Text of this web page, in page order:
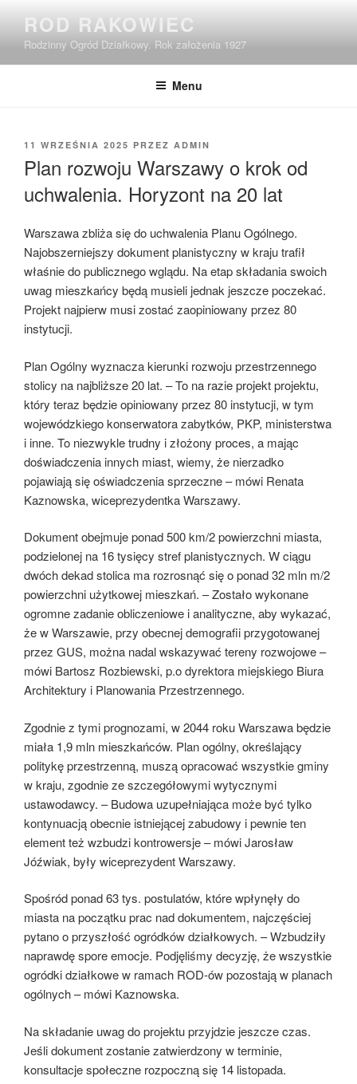
treści
ROD RAKOWIEC
Rodzinny Ogród Działkowy. Rok założenia 1927
Menu
OPUBLIKOWANE
11 WRZEŚNIA 2025 PRZEZ ADMIN
Plan rozwoju Warszawy o krok od
uchwalenia. Horyzont na 20 lat
Warszawa zbliża się do uchwalenia Planu Ogólnego.
Najobszerniejszy dokument planistyczny w kraju trafił
właśnie do publicznego wglądu. Na etap składania swoich
uwag mieszkańcy będą musieli jednak jeszcze poczekać.
Projekt najpierw musi zostać zaopiniowany przez 80
instytucji.
Plan Ogólny wyznacza kierunki rozwoju przestrzennego
stolicy na najbliższe 20 lat. – To na razie projekt projektu,
który teraz będzie opiniowany przez 80 instytucji, w tym
wojewódzkiego konserwatora zabytków, PKP, ministerstwa
i inne. To niezwykle trudny i złożony proces, a mając
doświadczenia innych miast, wiemy, że nierzadko
pojawiają się oświadczenia sprzeczne – mówi Renata
Kaznowska, wiceprezydentka Warszawy.
Dokument obejmuje ponad 500 km/2 powierzchni miasta,
podzielonej na 16 tysięcy stref planistycznych. W ciągu
dwóch dekad stolica ma rozrosnąć się o ponad 32 mln m/2
powierzchni użytkowej mieszkań. – Zostało wykonane
ogromne zadanie obliczeniowe i analityczne, aby wykazać,
że w Warszawie, przy obecnej demografii przygotowanej
przez GUS, można nadal wskazywać tereny rozwojowe –
mówi Bartosz Rozbiewski, p.o dyrektora miejskiego Biura
Architektury i Planowania Przestrzennego.
Zgodnie z tymi prognozami, w 2044 roku Warszawa będzie
miała 1,9 mln mieszkańców. Plan ogólny, określający
politykę przestrzenną, muszą opracować wszystkie gminy
w kraju, zgodnie ze szczegółowymi wytycznymi
ustawodawcy. – Budowa uzupełniająca może być tylko
kontynuacją obecnie istniejącej zabudowy i pewnie ten
element też wzbudzi kontrowersje – mówi Jarosław
Jóźwiak, były wiceprezydent Warszawy.
Spośród ponad 63 tys. postulatów, które wpłynęły do
miasta na początku prac nad dokumentem, najczęściej
pytano o przyszłość ogródków działkowych. – Wzbudziły
naprawdę spore emocje. Podjęliśmy decyzję, że wszystkie
ogródki działkowe w ramach ROD-ów pozostają w planach
ogólnych – mówi Kaznowska.
Na składanie uwag do projektu przyjdzie jeszcze czas.
Jeśli dokument zostanie zatwierdzony w terminie,
konsultacje społeczne rozpoczną się 14 listopada.